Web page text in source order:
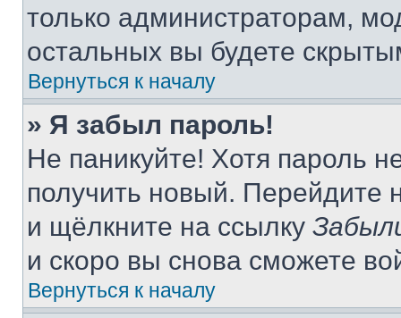
только администраторам,
остальных вы будете
Вернуться к началу
» Я забыл пароль!
Не паникуйте! Хотя пароль
получить новый. Перейдите
и щёлкните на ссылку
и скоро вы снова сможете
Вернуться к началу